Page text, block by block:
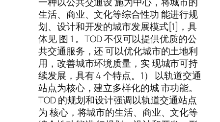
生活、商业、文化等综合性功 能进行规
划、设计和开发的城市发展模式[1]，具
体见 图 1 。TOD 不仅可以提供优质的公
共交通服务，还 可以优化城市的土地利
用，改善城市环境质量，实 现城市可持
续发展，具有 4 个特点。1） 以轨道交通
站点为核心，建立多样化的城 市功能。
TOD 的规划和设计强调以轨道交通站点
为 核心，将城市的生活、商业、文化等